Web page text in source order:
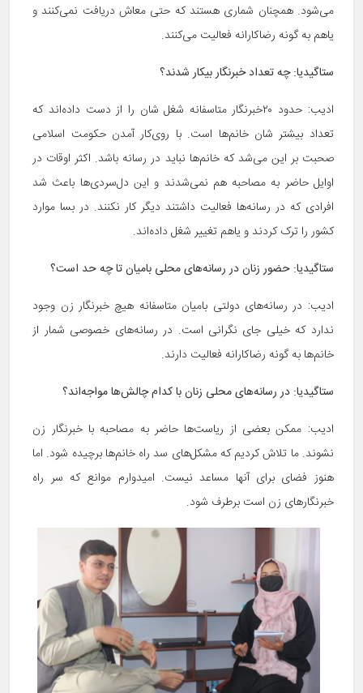
می‌شود. همچنان شماری هستند که حتی معاش دریافت نمی‌کنند و
یاهم به گونه رضاکارانه فعالیت می‌کنند.
ستاگیدیا:چه تعداد خبرنگار بیکار شدند؟
ادیب: حدود ۲۰خبرنگار متاسفانه شغل شان را از دست داده‌اند که
تعداد بیشتر شان خانم‌ها است. با روی‌کار آمدن حکومت اسلامی
صحبت بر این می‌شد که خانم‌ها نباید در رسانه باشد. اکثر اوقات در
اوایل حاضر به مصاحبه هم نمی‌شدند و این دل‌سردی‌ها باعث شد
افرادی که در رسانه‌ها فعالیت داشتند دیگر کار نکنند. در بسا موارد
کشور را ترک کردند و یاهم تغییر شغل داده‌اند.
ستاگیدیا:حضور زنان در رسانه‌های محلی بامیان تا چه ‌حد است؟
ادیب: در رسانه‌های دولتی بامیان متاسفانه هیچ خبرنگار زن وجود
ندارد که خیلی جای نگرانی است. در رسانه‌های خصوصی شمار از
خانم‌‌ها به گونه رضاکارانه فعالیت دارند.
ستاگیدیا:در رسانه‌های محلی زنان با کدام چالش‌ها مواجه‌اند؟
ادیب: ممکن بعضی از ریاست‌ها حاضر به مصاحبه با خبرنگار زن
نشوند. ما تلاش کردیم که مشکل‌های سد راه خانم‌ها برچیده شود. اما
هنوز فضای برای آنها مساعد نیست. امیدوارم موانع که سر راه
خبرنگارهای زن است برطرف شود.